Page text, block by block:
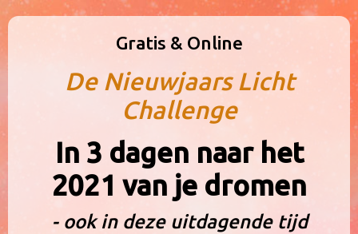
Gratis & Online​
De Nieuwjaars Licht
Challenge
​In 3 dagen naar het
2021 van je dromen
- ook ​in deze uitdagende tijd